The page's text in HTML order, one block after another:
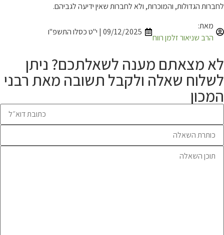
לחברות הגדולות, והמוכרות, ולא לחברות שאין ידיעה לגביהם.
מאת:
הרב שניאור זלמן רווח
09/12/2025 | י"ט כסלו התשפ"ו
לא מצאתם מענה לשאלתכם? ניתן
לשלוח שאלה ולקבל תשובה מאת רבני
המכון